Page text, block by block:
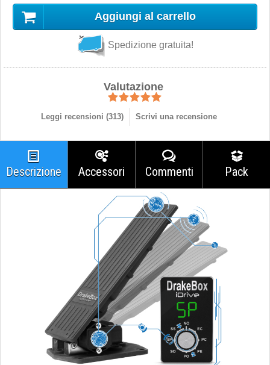
Aggiungi al carrello
Spedizione gratuita!
Valutazione
Leggi recensioni (313) Scrivi una recensione
Descrizione Accessori Commenti Pack